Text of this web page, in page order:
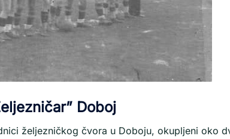
Doboj
željezničkog čvora u Doboju, okupljeni oko